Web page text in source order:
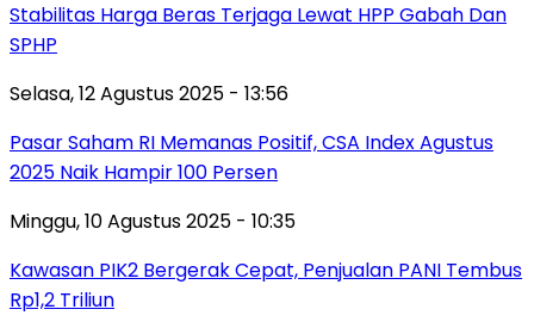
Stabilitas Harga Beras Terjaga Lewat HPP Gabah Dan
SPHP
Selasa, 12 Agustus 2025 - 13:56
Pasar Saham RI Memanas Positif, CSA Index Agustus
2025 Naik Hampir 100 Persen
Minggu, 10 Agustus 2025 - 10:35
Kawasan PIK2 Bergerak Cepat, Penjualan PANI Tembus
Rp1,2 Triliun